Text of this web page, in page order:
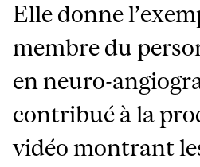
Elle donne
membre du
en neuro-
contribué à la
vidéo montrant